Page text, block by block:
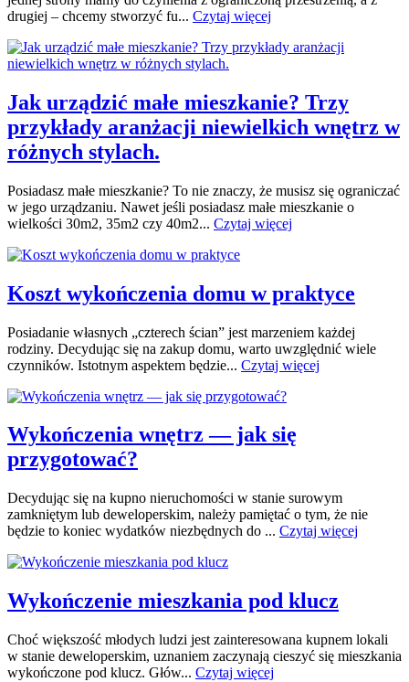
drugiej – chcemy stworzyć fu... Czytaj więcej
Jak urządzić małe mieszkanie? Trzy
przykłady aranżacji niewielkich wnętrz w
różnych stylach.
Posiadasz małe mieszkanie? To nie znaczy, że musisz się ograniczać
w jego urządzaniu. Nawet jeśli posiadasz małe mieszkanie o
wielkości 30m2, 35m2 czy 40m2... Czytaj więcej
Koszt wykończenia domu w praktyce
Posiadanie własnych „czterech ścian” jest marzeniem każdej
rodziny. Decydując się na zakup domu, warto uwzględnić wiele
czynników. Istotnym aspektem będzie... Czytaj więcej
Wykończenia wnętrz — jak się
przygotować?
Decydując się na kupno nieruchomości w stanie surowym
zamkniętym lub deweloperskim, należy pamiętać o tym, że nie
będzie to koniec wydatków niezbędnych do ... Czytaj więcej
Wykończenie mieszkania pod klucz
Choć większość młodych ludzi jest zainteresowana kupnem lokali
w stanie deweloperskim, uznaniem zaczynają cieszyć się mieszkania
wykończone pod klucz. Głów... Czytaj więcej